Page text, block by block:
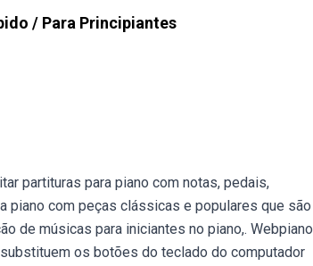
/ Para Principiantes
partituras para piano com notas, pedais,
piano com peças clássicas e populares que são
de músicas para iniciantes no piano,. Webpiano
os botões do teclado do computador